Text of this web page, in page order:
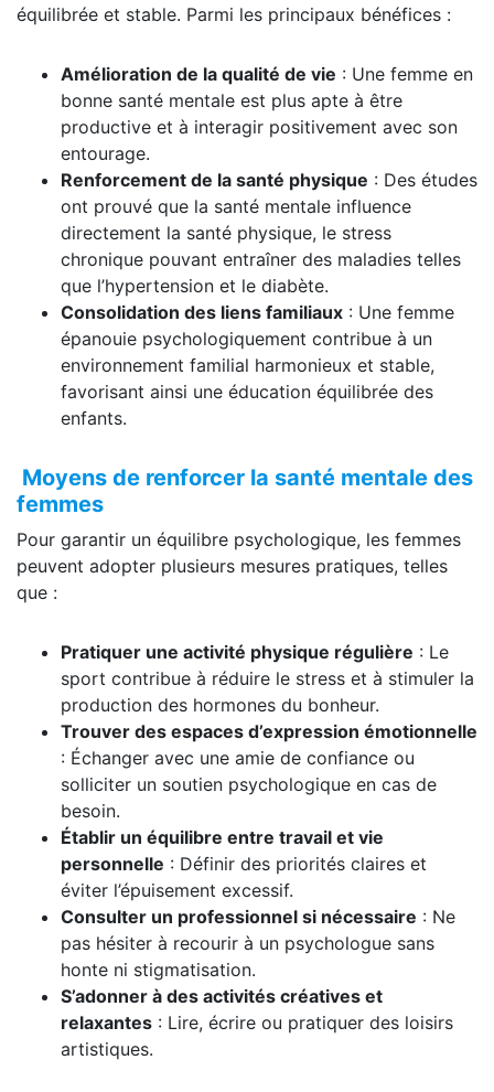
équilibrée et stable. Parmi les principaux bénéfices :
Amélioration de la qualité de vie : Une femme en
bonne santé mentale est plus apte à être
productive et à interagir positivement avec son
entourage.
Renforcement de la santé physique : Des études
ont prouvé que la santé mentale influence
directement la santé physique, le stress
chronique pouvant entraîner des maladies telles
que l’hypertension et le diabète.
Consolidation des liens familiaux : Une femme
épanouie psychologiquement contribue à un
environnement familial harmonieux et stable,
favorisant ainsi une éducation équilibrée des
enfants.
Moyens de renforcer la santé mentale des
femmes
Pour garantir un équilibre psychologique, les femmes
peuvent adopter plusieurs mesures pratiques, telles
que :
Pratiquer une activité physique régulière : Le
sport contribue à réduire le stress et à stimuler la
production des hormones du bonheur.
Trouver des espaces d’expression émotionnelle
: Échanger avec une amie de confiance ou
solliciter un soutien psychologique en cas de
besoin.
Établir un équilibre entre travail et vie
personnelle : Définir des priorités claires et
éviter l’épuisement excessif.
Consulter un professionnel si nécessaire : Ne
pas hésiter à recourir à un psychologue sans
honte ni stigmatisation.
S’adonner à des activités créatives et
relaxantes : Lire, écrire ou pratiquer des loisirs
artistiques.